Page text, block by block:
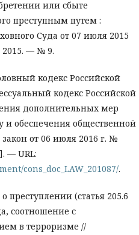
или сбыте
преступным путем :
Суда от 07 июля 2015
— № 9.
кодекс Российской
кодекс Российской
дополнительных мер
и обеспечения общественной
от 06 июля 2016 г. №
— URL:
cons_doc_LAW_201087/.
(статья 205.6
соотношение с
в терроризме //